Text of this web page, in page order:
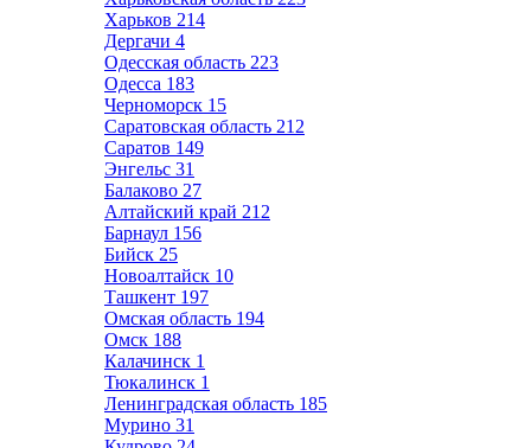
Харьков 214
Дергачи 4
Одесская область 223
Одесса 183
Черноморск 15
Саратовская область 212
Саратов 149
Энгельс 31
Балаково 27
Алтайский край 212
Барнаул 156
Бийск 25
Новоалтайск 10
Ташкент 197
Омская область 194
Омск 188
Калачинск 1
Тюкалинск 1
Ленинградская область 185
Мурино 31